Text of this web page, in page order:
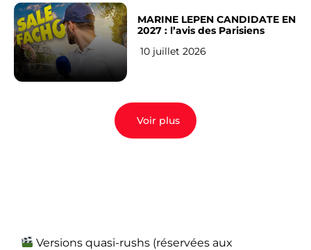
MARINE LEPEN CANDIDATE EN
2027 : l’avis des Parisiens
10 juillet 2026
Voir plus
Versions quasi-rushs (réservées aux